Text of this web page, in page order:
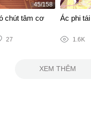
45/158
chút tâm cơ
27
Ác phi
1.6K
XEM THÊM